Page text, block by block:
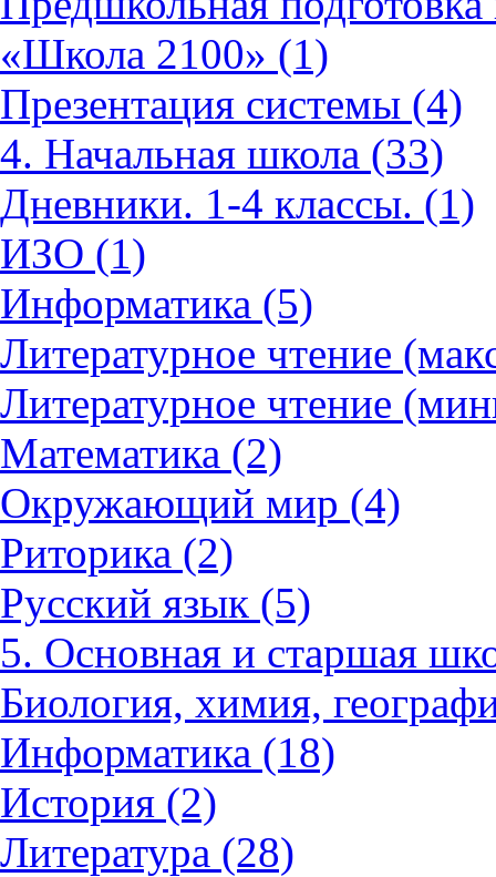
«Школа 2100» (1)
Презентация системы (4)
4. Начальная школа (33)
Дневники. 1-4 классы. (1)
ИЗО (1)
Информатика (5)
Литературное чтение
Литературное чтение
Математика (2)
Окружающий мир (4)
Риторика (2)
Русский язык (5)
5. Основная и старшая
Биология, химия,
Информатика (18)
История (2)
Литература (28)